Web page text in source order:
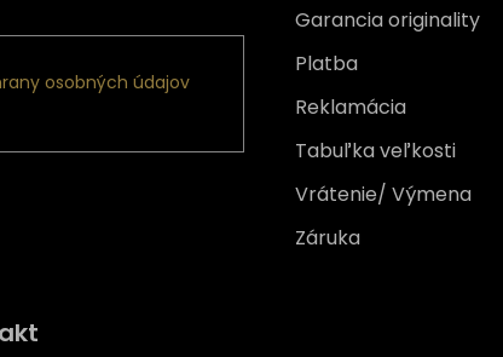
osobných údajov
Garancia originality
Platba
Reklamácia
Tabuľka veľkosti
Vrátenie/ Výmena
Záruka